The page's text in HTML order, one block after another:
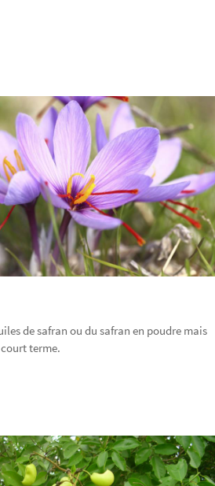
de safran ou du safran en poudre mais
terme.